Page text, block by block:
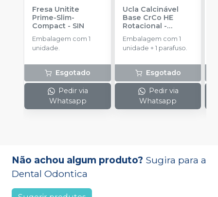
Fresa Unitite
Prime-Slim-
Compact - SIN
Embalagem com 1
unidade.
Esgotado
Pedir via
Whatsapp
Ucla Calcinável
Base CrCo HE
Rotacional -
SINGULAR
Embalagem com 1
unidade + 1 parafuso.
Esgotado
Pedir via
Whatsapp
Não achou algum produto? Sugira para a
Dental Odontica